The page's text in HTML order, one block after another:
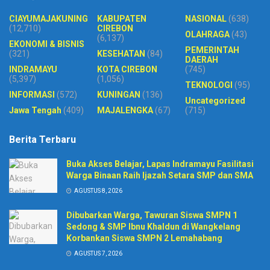
CIAYUMAJAKUNING
(12,710)
EKONOMI & BISNIS
(321)
INDRAMAYU
(5,397)
INFORMASI (572)
Jawa Tengah (409)
KABUPATEN
CIREBON
(6,137)
KESEHATAN (84)
KOTA CIREBON
(1,056)
KUNINGAN (136)
MAJALENGKA(67)
NASIONAL(638)
OLAHRAGA(43)
PEMERINTAH
DAERAH
(745)
TEKNOLOGI (95)
Uncategorized
(715)
Berita Terbaru
Buka Akses Belajar, Lapas Indramayu Fasilitasi
Warga Binaan Raih Ijazah Setara SMP dan SMA
AGUSTUS 8, 2026
Dibubarkan Warga, Tawuran Siswa SMPN 1
Sedong & SMP Ibnu Khaldun di Wangkelang
Korbankan Siswa SMPN 2 Lemahabang
AGUSTUS 7, 2026